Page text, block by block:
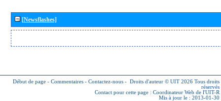
[Newsflashes]
Début de page - Commentaires - Contactez-nous - Droits d'auteur © UIT 2026 Tous droits
réservés
Contact pour cette page : Coordinateur Web de l'UIT-R
Mis à jour le : 2013-01-30